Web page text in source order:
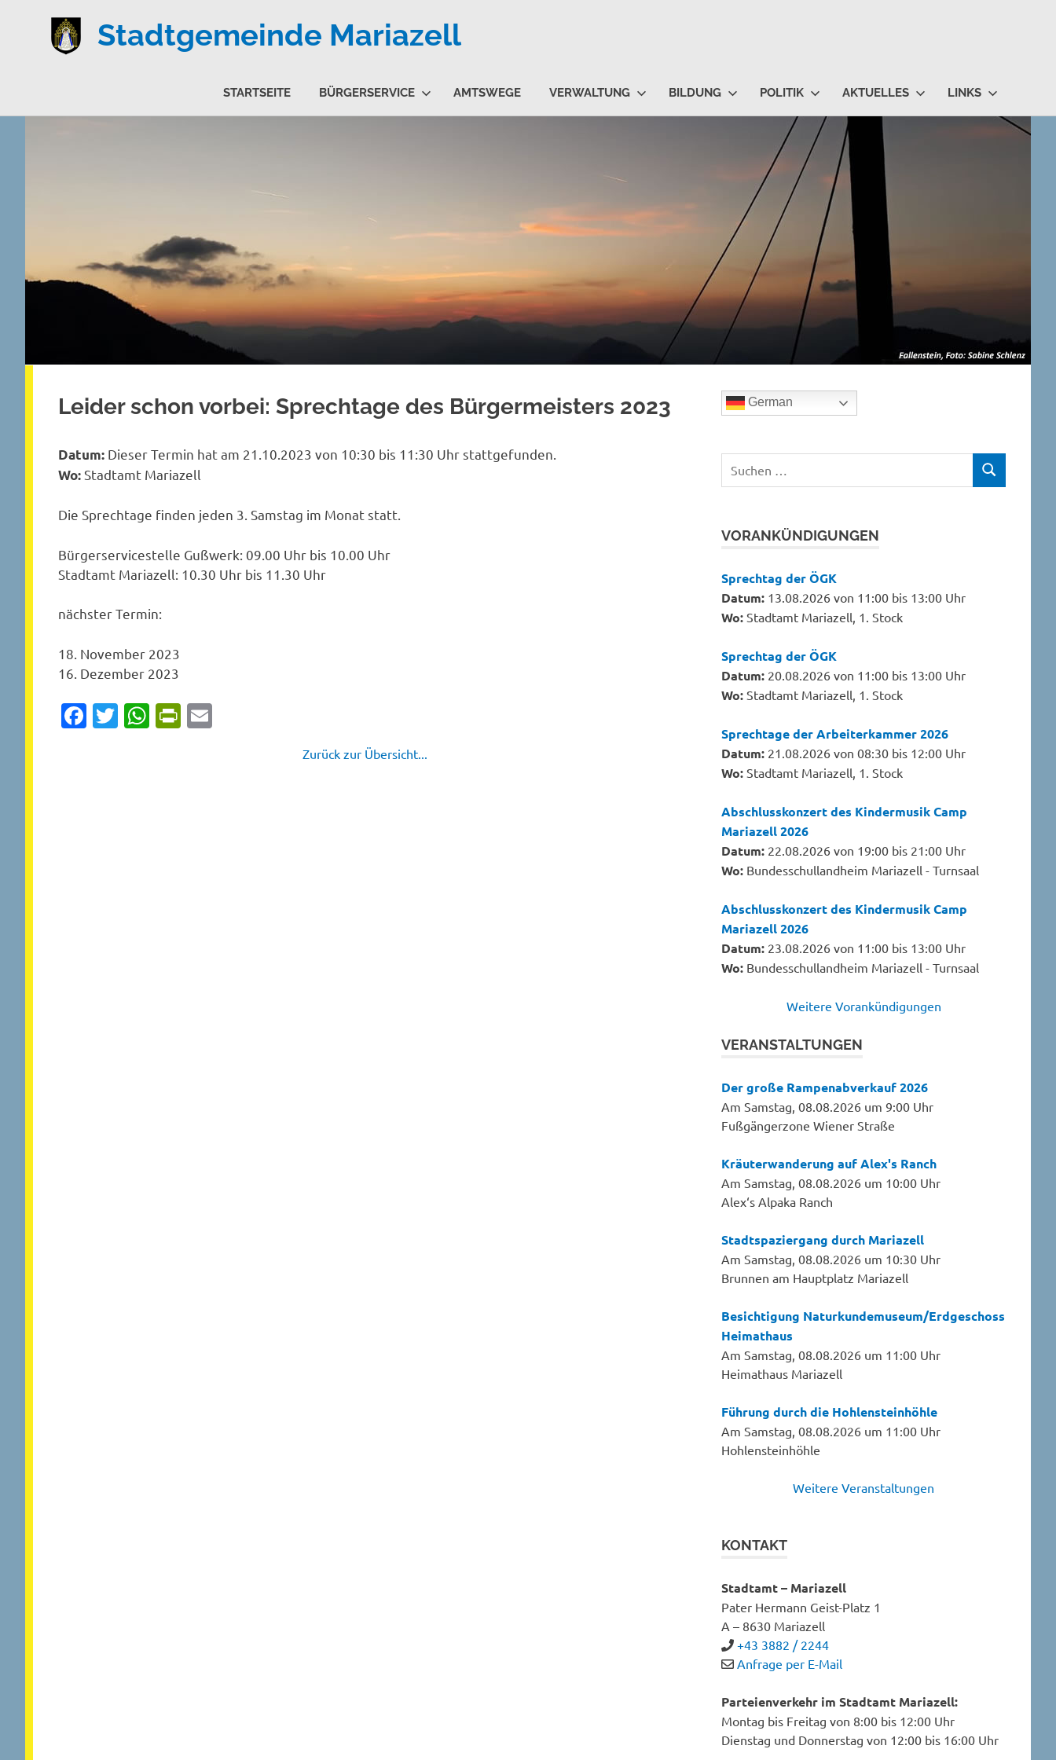
Stadtgemeinde Mariazell
STARTSEITE BÜRGERSERVICE AMTSWEGE VERWALTUNG BILDUNG POLITIK AKTUELLES LINKS
Leider schon vorbei: Sprechtage des Bürgermeisters 2023
Datum: Dieser Termin hat am 21.10.2023 von 10:30 bis 11:30 Uhr stattgefunden.
Wo: Stadtamt Mariazell
Die Sprechtage finden jeden 3. Samstag im Monat statt.
Bürgerservicestelle Gußwerk: 09.00 Uhr bis 10.00 Uhr
Stadtamt Mariazell: 10.30 Uhr bis 11.30 Uhr
nächster Termin:
18. November 2023
16. Dezember 2023
Facebook
Twitter
WhatsApp
PrintFriendly
Zurück zur Übersicht...
German
Suchen
SUCHEN
VORANKÜNDIGUNGEN
Sprechtag der ÖGK
Datum: 13.08.2026 von 11:00 bis 13:00 Uhr
Wo: Stadtamt Mariazell, 1. Stock
Sprechtag der ÖGK
Datum: 20.08.2026 von 11:00 bis 13:00 Uhr
Wo: Stadtamt Mariazell, 1. Stock
Sprechtage der Arbeiterkammer 2026
Datum: 21.08.2026 von 08:30 bis 12:00 Uhr
Wo: Stadtamt Mariazell, 1. Stock
Abschlusskonzert des Kindermusik Camp
Mariazell 2026
Datum: 22.08.2026 von 19:00 bis 21:00 Uhr
Wo: Bundesschullandheim Mariazell - Turnsaal
Abschlusskonzert des Kindermusik Camp
Mariazell 2026
Datum: 23.08.2026 von 11:00 bis 13:00 Uhr
Wo: Bundesschullandheim Mariazell - Turnsaal
Weitere Vorankündigungen
VERANSTALTUNGEN
Der große Rampenabverkauf 2026
Am Samstag, 08.08.2026 um 9:00 Uhr
Fußgängerzone Wiener Straße
Kräuterwanderung auf Alex's Ranch
Am Samstag, 08.08.2026 um 10:00 Uhr
Alex‘s Alpaka Ranch
Stadtspaziergang durch Mariazell
Am Samstag, 08.08.2026 um 10:30 Uhr
Brunnen am Hauptplatz Mariazell
Besichtigung Naturkundemuseum/Erdgeschoss
Heimathaus
Am Samstag, 08.08.2026 um 11:00 Uhr
Heimathaus Mariazell
Führung durch die Hohlensteinhöhle
Am Samstag, 08.08.2026 um 11:00 Uhr
Hohlensteinhöhle
Weitere Veranstaltungen
KONTAKT
Stadtamt – Mariazell
Pater Hermann Geist-Platz 1
A – 8630 Mariazell
+43 3882 / 2244
Anfrage per E-Mail
Parteienverkehr im Stadtamt Mariazell:
Montag bis Freitag von 8:00 bis 12:00 Uhr
Dienstag und Donnerstag von 12:00 bis 16:00 Uhr